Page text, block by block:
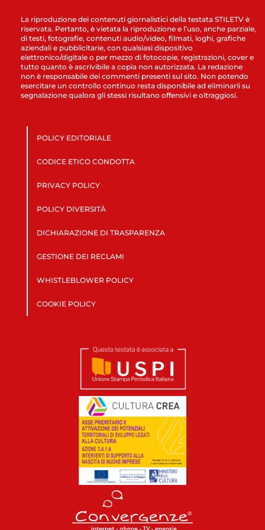
La riproduzione dei contenuti giornalistici della testata STILETV è
riservata. Pertanto, è vietata la riproduzione e l’uso, anche parziale,
di testi, fotografie, contenuti audio/video, filmati, loghi, grafiche
aziendali e pubblicitarie, con qualsiasi dispositivo
elettronico/digitale o per mezzo di fotocopie, registrazioni, cover e
tutto quanto è ascrivibile a copia non autorizzata. La redazione
non è responsabile dei commenti presenti sul sito. Non potendo
esercitare un controllo continuo resta disponibile ad eliminarli su
segnalazione qualora gli stessi risultano offensivi e oltraggiosi.
POLICY EDITORIALE
CODICE ETICO CONDOTTA
PRIVACY POLICY
POLICY DIVERSITÀ
DICHIARAZIONE DI TRASPARENZA
GESTIONE DEI RECLAMI
WHISTLEBLOWER POLICY
COOKIE POLICY